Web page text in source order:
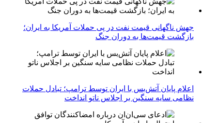
جهش ناگهانی قیمت نفت در پی حملات آمریکا به ایران؛
بازگشت قیمت‌ها به دوران جنگ
اعلام پایان آتش‌بس با ایران توسط ترامپ؛ تبادل حملات
نظامی سایه سنگین بر اجلاس ناتو انداخت